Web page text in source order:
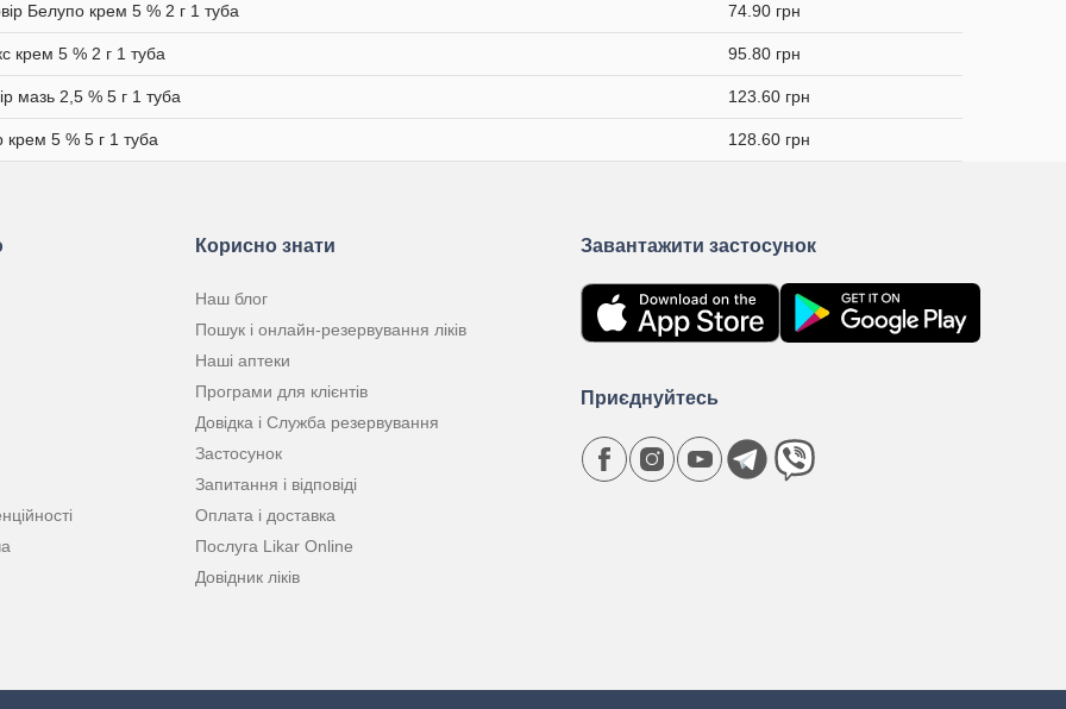
Белупо крем 5 % 2 г 1 туба 74.90 грн
крем 5 % 2 г 1 туба 95.80 грн
мазь 2,5 % 5 г 1 туба 123.60 грн
крем 5 % 5 г 1 туба 128.60 грн
Корисно знати
Наш блог
Пошук і онлайн-резервування ліків
Наші аптеки
Програми для клієнтів
Довідка і Служба резервування
Застосунок
Запитання і відповіді
Оплата і доставка
Послуга Likar Online
Довідник ліків
Завантажити застосунок
Приєднуйтесь